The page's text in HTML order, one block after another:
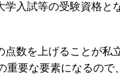
入試等の受験資格と
数を上げることが私
重要な要素になるので